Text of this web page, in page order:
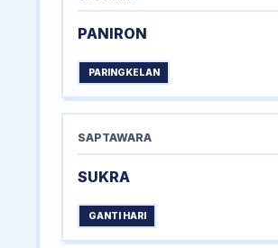
PANIRON
PARINGKELAN
SAPTAWARA
SUKRA
GANTI HARI